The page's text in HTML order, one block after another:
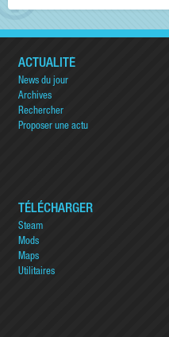
ACTUALITÉ
News du jour
Archives
Rechercher
Proposer une actu
TÉLÉCHARGER
Steam
Mods
Maps
Utilitaires